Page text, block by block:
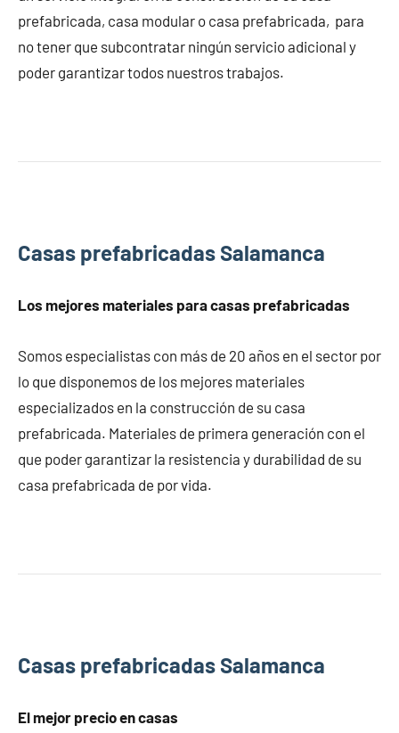
prefabricada, casa modular o casa prefabricada, para
no tener que subcontratar ningún servicio adicional y
poder garantizar todos nuestros trabajos.
Casas prefabricadas Salamanca
Los mejores materiales paracasas prefabricadas
Somos especialistas con más de 20 años en el sector por
lo que disponemos de los mejores materiales
especializados en la construcción de su casa
prefabricada. Materiales de primera generación con el
que poder garantizar la resistencia y durabilidad de su
casa prefabricada de por vida.
Casas prefabricadas Salamanca
El mejor precio encasas